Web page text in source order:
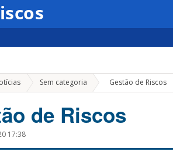
Sem categoria » Gestão de Riscos
de Riscos
17:38